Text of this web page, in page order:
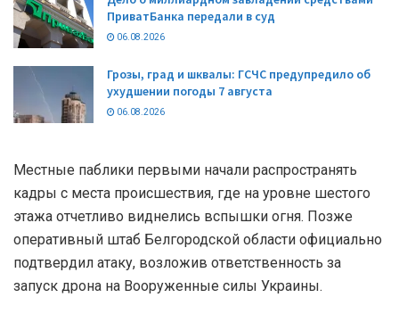
ПриватБанка передали в суд
06.08.2026
Грозы, град и шквалы: ГСЧС предупредило об
ухудшении погоды 7 августа
06.08.2026
Местные паблики первыми начали распространять
кадры с места происшествия, где на уровне шестого
этажа отчетливо виднелись вспышки огня. Позже
оперативный штаб Белгородской области официально
подтвердил атаку, возложив ответственность за
запуск дрона на Вооруженные силы Украины.